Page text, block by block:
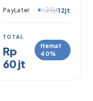
PayLater 20jt12jt
TOTAL
Rp
60 jt
Hemat
40%